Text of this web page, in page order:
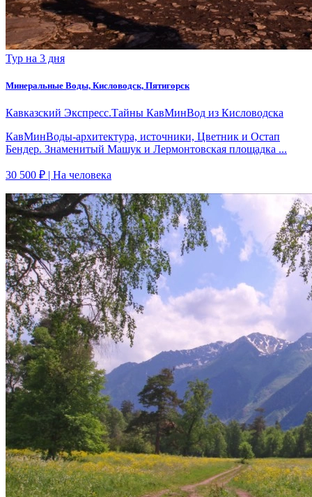
Тур на 3 дня
Минеральные Воды, Кисловодск, Пятигорск
Кавказский Экспресс.Тайны КавМинВод из Кисловодска
КавМинВоды-архитектура, источники, Цветник и Остап
Бендер. Знаменитый Машук и Лермонтовская площадка ...
30 500 ₽ | На человека